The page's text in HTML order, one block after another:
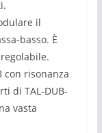
il
basso. È
con risonanza
di TAL-DUB-
vasta